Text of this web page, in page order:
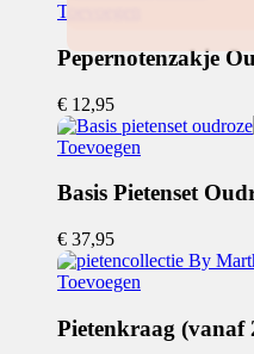
Toevoegen
Pepernotenzakje
€ 12,95
Toevoegen
Basis Pietenset
€ 37,95
Toevoegen
product
Pietenkraag (vanaf